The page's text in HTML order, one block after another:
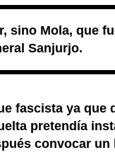
sino Mola, que
Sanjurjo.
fascista ya que
pretendía
convocar